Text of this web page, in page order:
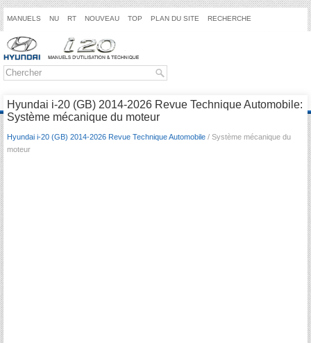
MANUELS NU RT NOUVEAU TOP PLAN DU SITE RECHERCHE
Hyundai i-20 (GB) 2014-2026 Revue Technique Automobile:
Système mécanique du moteur
Hyundai i-20 (GB) 2014-2026 Revue Technique Automobile / Système mécanique du
moteur